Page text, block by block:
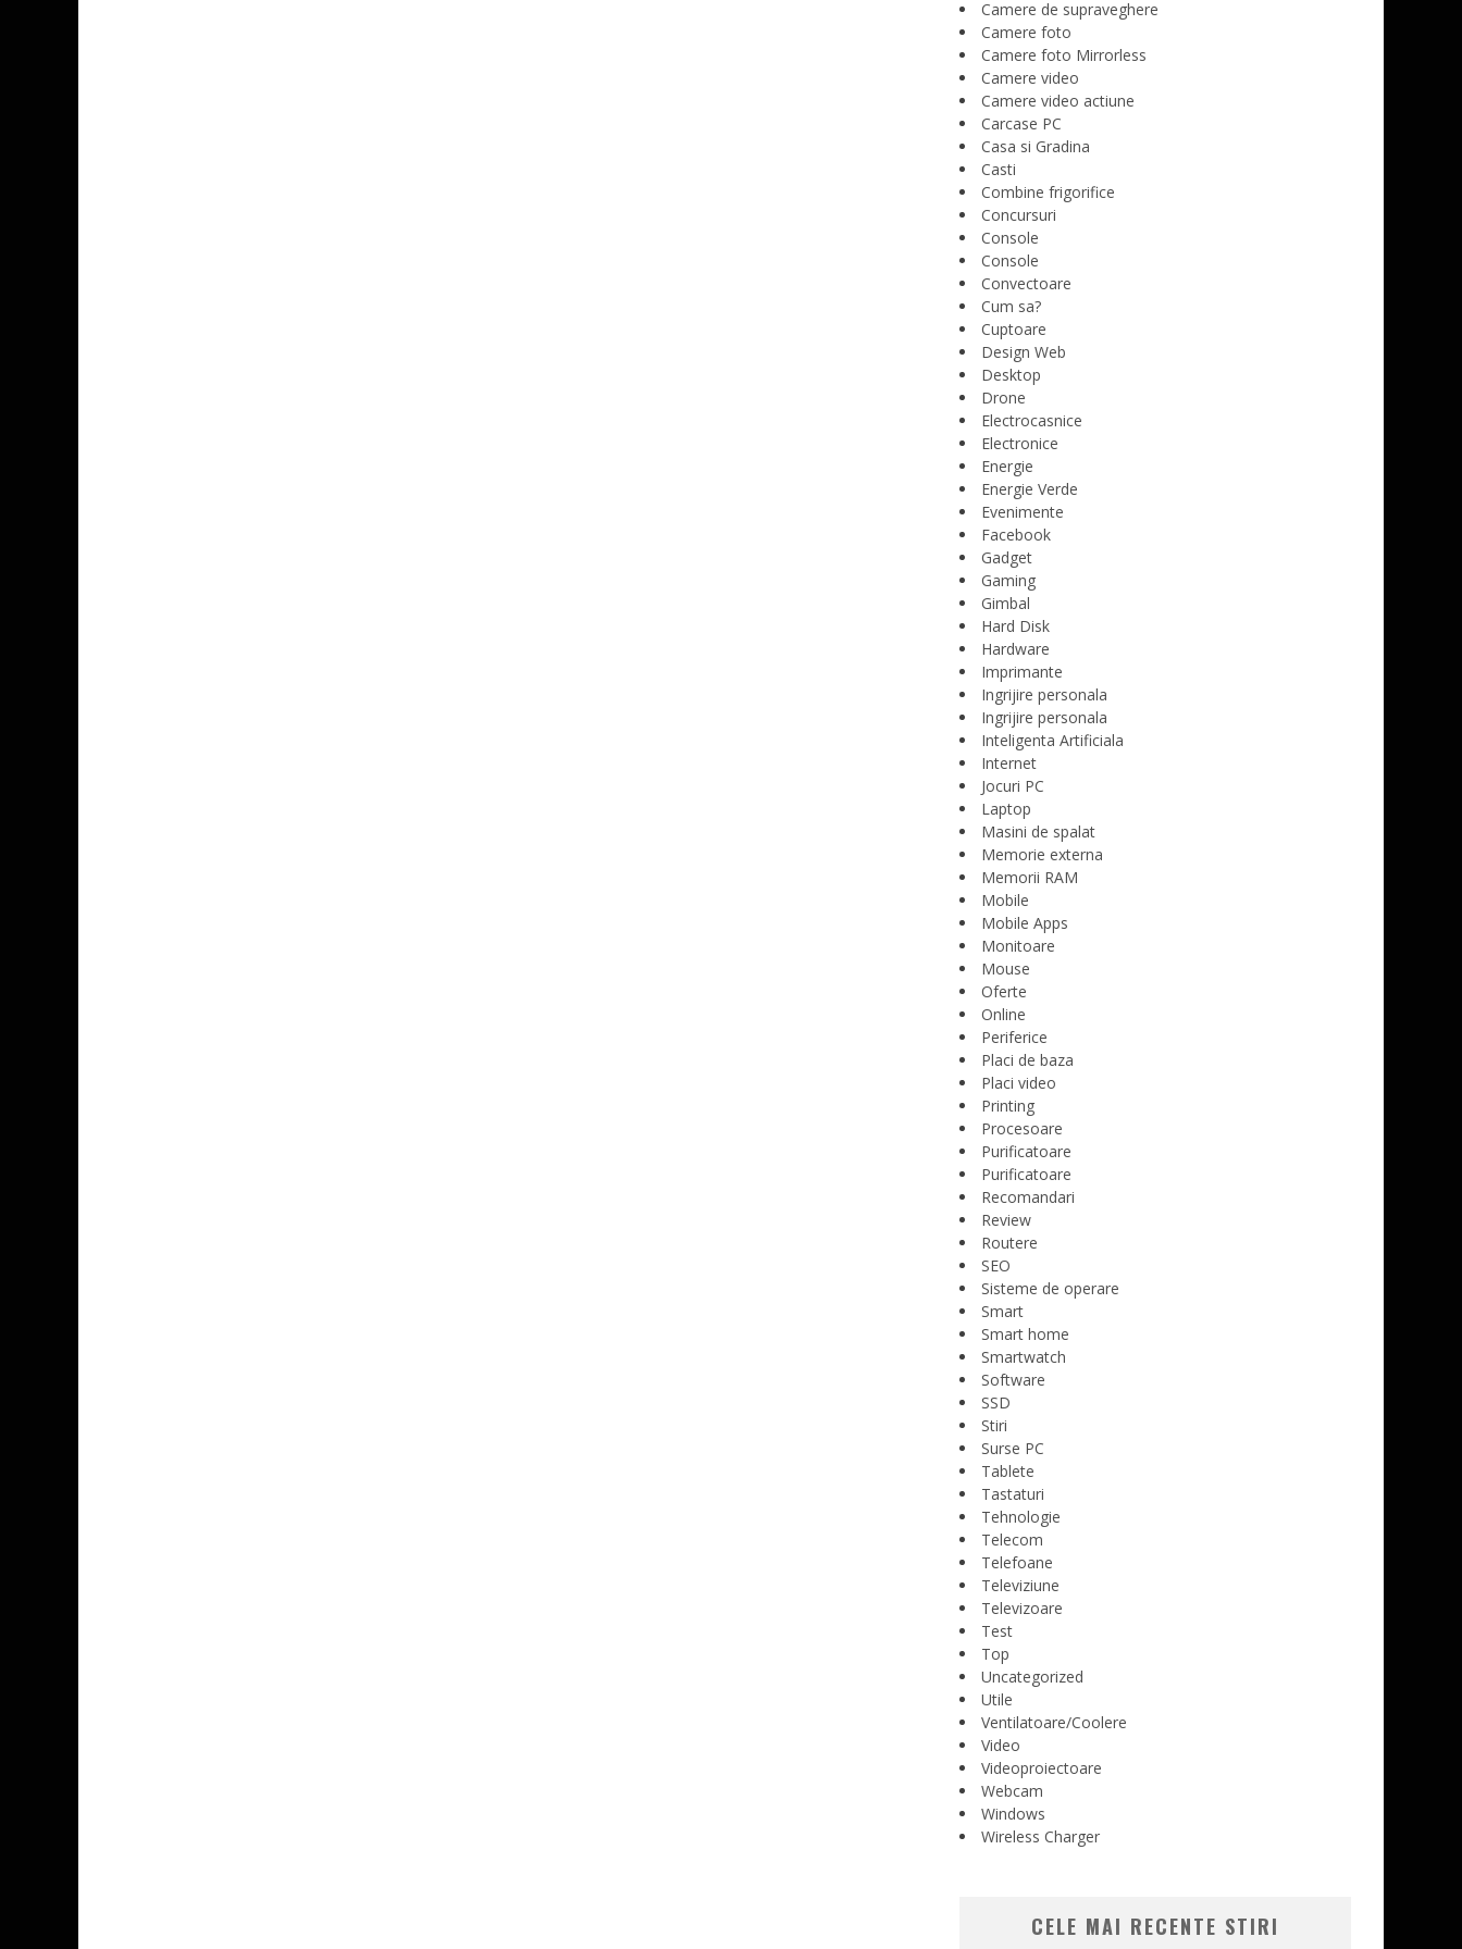
Camere de supraveghere
Camere foto
Camere foto Mirrorless
Camere video
Camere video actiune
Carcase PC
Casa si Gradina
Casti
Combine frigorifice
Concursuri
Console
Console
Convectoare
Cum sa?
Cuptoare
Design Web
Desktop
Drone
Electrocasnice
Electronice
Energie
Energie Verde
Evenimente
Facebook
Gadget
Gaming
Gimbal
Hard Disk
Hardware
Imprimante
Ingrijire personala
Ingrijire personala
Inteligenta Artificiala
Internet
Jocuri PC
Laptop
Masini de spalat
Memorie externa
Memorii RAM
Mobile
Mobile Apps
Monitoare
Mouse
Oferte
Online
Periferice
Placi de baza
Placi video
Printing
Procesoare
Purificatoare
Purificatoare
Recomandari
Review
Routere
SEO
Sisteme de operare
Smart
Smart home
Smartwatch
Software
SSD
Stiri
Surse PC
Tablete
Tastaturi
Tehnologie
Telecom
Telefoane
Televiziune
Televizoare
Test
Top
Uncategorized
Utile
Ventilatoare/Coolere
Video
Videoproiectoare
Webcam
Windows
Wireless Charger
CELE MAI RECENTE STIRI